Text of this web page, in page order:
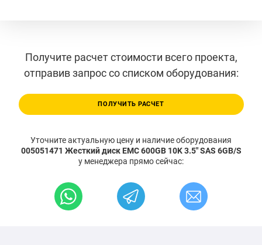
Получите расчет стоимости всего проекта,
отправив запрос со списком оборудования:
ПОЛУЧИТЬ РАСЧЕТ
Уточните актуальную цену и наличие оборудования
005051471 Жесткий диск EMC 600GB 10K 3.5" SAS 6GB/S
у менеджера прямо сейчас: